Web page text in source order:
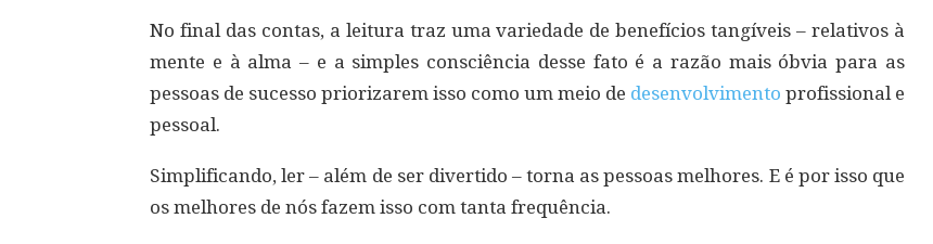
No final das contas, a leitura traz uma variedade de benefícios tangíveis – relativos à
mente e à alma – e a simples consciência desse fato é a razão mais óbvia para as
pessoas de sucesso priorizarem isso como um meio de desenvolvimento profissional e
pessoal.
Simplificando, ler – além de ser divertido – torna as pessoas melhores. E é por isso que
os melhores de nós fazem isso com tanta frequência.